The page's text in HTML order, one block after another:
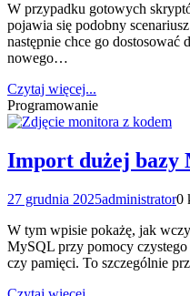
W przypadku gotowych
pojawia się podobny
następnie chce go dostosować
nowego…
Czytaj więcej...
Programowanie
Import dużej bazy
27 grudnia 2025administrator0
W tym wpisie pokażę, jak
MySQL przy pomocy
czy pamięci. To szczególnie